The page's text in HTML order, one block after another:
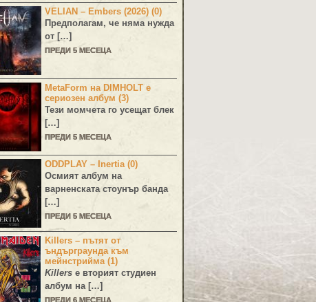
VELIAN – Embers (2026) (0)
Предполагам, че няма нужда
от […]
ПРЕДИ 5 МЕСЕЦА
MetaForm на DIMHOLT е
сериозен албум (3)
Тези момчета го усещат блек
[…]
ПРЕДИ 5 МЕСЕЦА
ODDPLAY – Inertia (0)
Осмият албум на
варненската стоунър банда
[…]
ПРЕДИ 5 МЕСЕЦА
Killers – пътят от
ъндърграунда към
мейнстрийма (1)
Killers е вторият студиен
албум на […]
ПРЕДИ 6 МЕСЕЦА